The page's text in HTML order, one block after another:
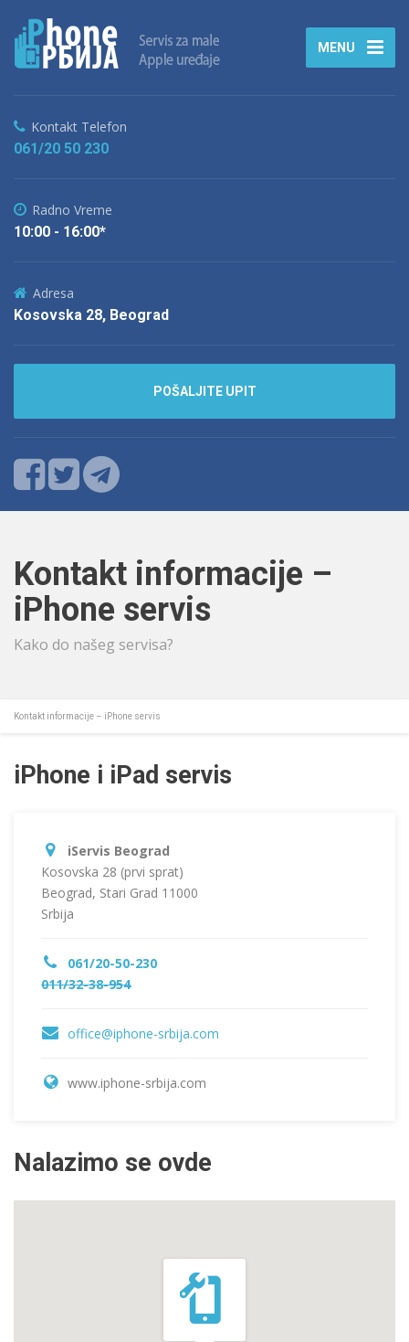
MENU
Kontakt Telefon
061/20 50 230
Radno Vreme
10:00 - 16:00*
Adresa
Kosovska 28, Beograd
POŠALJITE UPIT
Kontakt informacije –
iPhone servis
Kako do našeg servisa?
Kontakt informacije – iPhone servis
iPhone i iPad servis
iServis Beograd
Kosovska 28 (prvi sprat)
Beograd, Stari Grad 11000
Srbija
061/20-50-230
011/32-38-954
office@iphone-srbija.com
www.iphone-srbija.com
Nalazimo se ovde